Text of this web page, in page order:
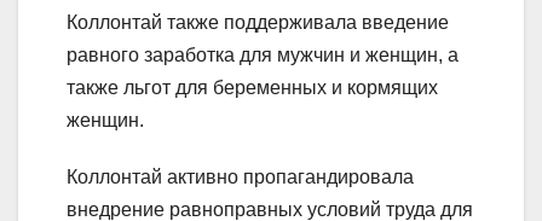
Коллонтай также поддерживала введение
равного заработка для мужчин и женщин, а
также льгот для беременных и кормящих
женщин.
Коллонтай активно пропагандировала
внедрение равноправных условий труда для